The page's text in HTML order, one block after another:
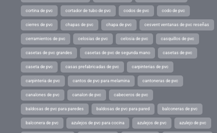
cortina de pvc cortador de tubo de pvc codos de pvc codo de pvc
cierres de pvc chapas de pvc chapa de pvc cesvent ventanas de pvc reseñas
cerramientos de pvc celosias de pvc celosia de pvc casquillos de pvc
casetas de pvc grandes casetas de pvc de segunda mano casetas de pvc
caseta de pvc casas prefabricadas de pvc carpinterias de pvc
carpinteria de pvc cantos de pvc para melamina cantoneras de pvc
canalones de pvc canalon de pvc cabeceros de pvc
baldosas de pvc para paredes baldosas de pvc para pared balconeras de pvc
balconera de pvc azulejos de pvc para cocina azulejos de pvc azulejo de pvc